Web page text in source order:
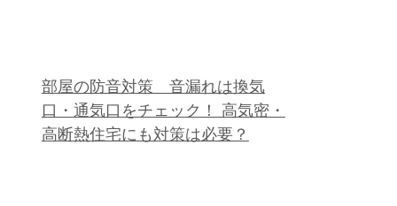
部屋の防音対策 音漏れは換気
口・通気口をチェック！ 高気密・
高断熱住宅にも対策は必要？